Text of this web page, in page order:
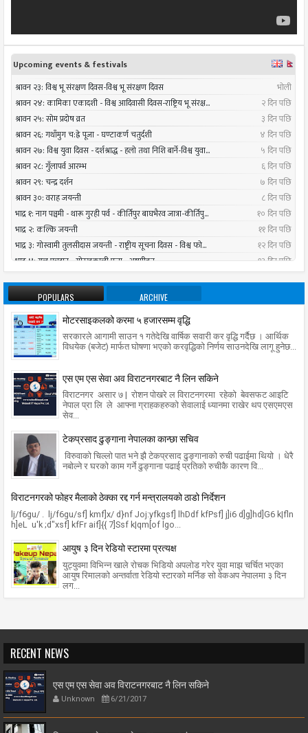
POPULARS ARCHIVE
मोटरसाइकलको करमा ५ हजारसम्म वृद्धि
सरकारले आगामी साउन १ गतेदेखि वार्षिक सवारी कर वृद्धि गर्दैछ । आर्थिक
विधयेक (बजेट) मार्फत घोषणा भएको करवृद्धिको निर्णय साउनदेखि लागू हुनेछ...
एस एम एस सेवा अव विराटनगरबाट नै लिन सकिने
विराटनगर असार ७ | रोशन पोखरे ल विराटनगरमा रहेको बेवसफट आइटि
नेपाल प्रा लि ले आफ्ना ग्राहकहरुको सेवालाई ध्यानमा राखेर थप एसएमएस
सेव...
टेकप्रसाद ढुङ्गाना नेपालका कान्छा सचिव
विरुवाको चिल्लो पात भने झै टेकप्रसाद ढुङ्गानाको रुची पढाईमा थियो । धेरै
नबोल्ने र घरको काम गर्ने ढुङ्गाना पढाई प्रतिको रुचीकै कारण वि...
विराटनगरको फोहर मैलाको ठेक्का रद्द गर्न मन्त्रालयको ठाडो निर्देशन
lj/f6gu/ . lj/f6gu/sf] kmf]x/ d}nf Joj:yfkgsf] lhDdf kfPsf] j]i6 d]g]hd]G6 k|fln
h]eL u'k ;d"xsf] kfFr aif]{{ 7]Ssf k|qm[of lgo...
आयुष ३ दिन रेडियो स्टारमा प्रत्यक्ष
युट्युवमा विभिन्न खाले रोचक भिडियो अपलोड गरेर युवा माझ चर्चित भएका
आयुष रिमालको अन्तर्वाता रेडियो स्टारको मर्निङ सो वेकअप नेपालमा ३ दिन
लग...
RECENT NEWS
एस एम एस सेवा अव विराटनगरबाट नै लिन सकिने
Unknown 6/21/2017